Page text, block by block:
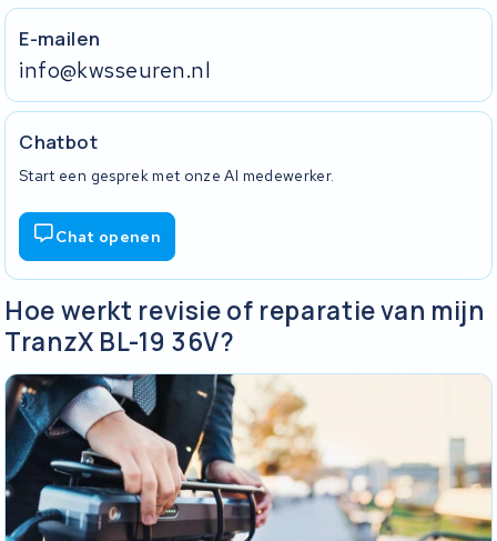
E-mailen
info@kwsseuren.nl
Chatbot
Start een gesprek met onze AI medewerker.
Chat openen
Hoe werkt revisie of reparatie van mijn
TranzX BL-19 36V?